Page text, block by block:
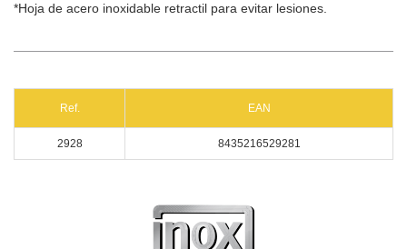
*Hoja de acero inoxidable retractil para evitar lesiones.
Ref. EAN
2928 8435216529281